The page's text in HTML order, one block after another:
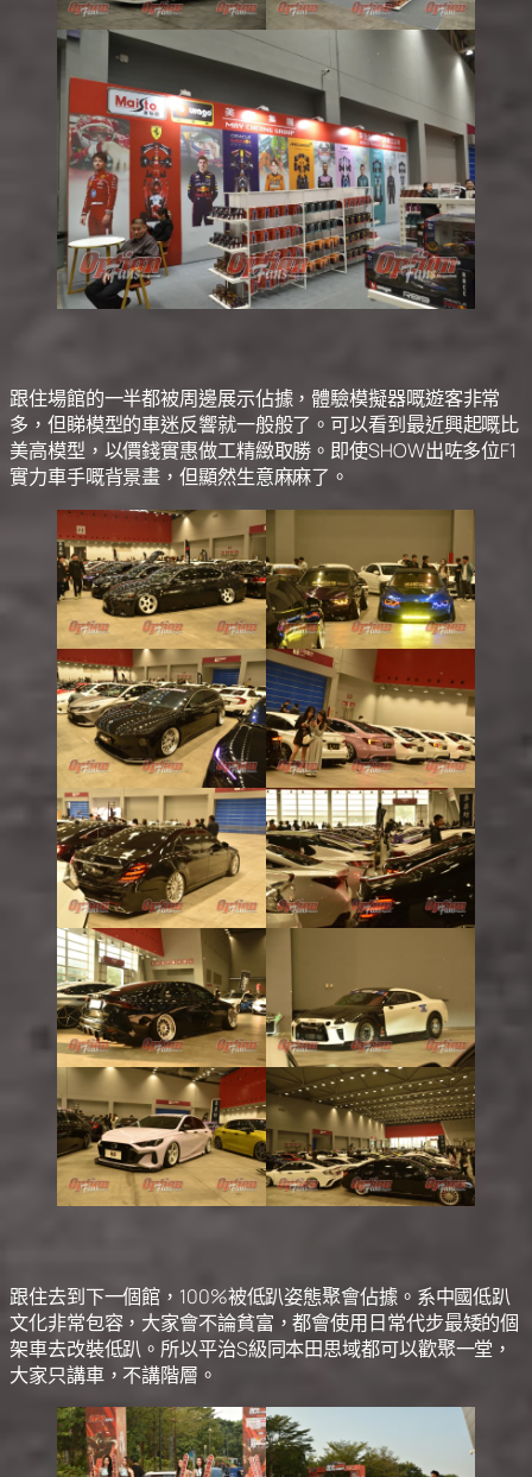
跟住場館的一半都被周邊展示佔據，體驗模擬器嘅遊客非常
多，但睇模型的車迷反響就一般般了。可以看到最近興起嘅比
美高模型，以價錢實惠做工精緻取勝。即使SHOW出咗多位F1
實力車手嘅背景畫，但顯然生意麻麻了。
跟住去到下一個館，100%被低趴姿態聚會佔據。系中國低趴
文化非常包容，大家會不論貧富，都會使用日常代步最矮的個
架車去改裝低趴。所以平治S級同本田思域都可以歡聚一堂，
大家只講車，不講階層。